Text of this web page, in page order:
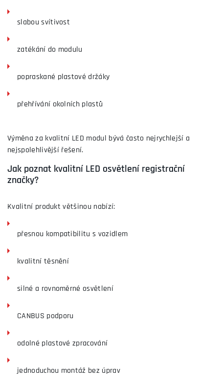
slabou svítivost
zatékání do modulu
popraskané plastové držáky
přehřívání okolních plastů
Výměna za kvalitní LED modul bývá často nejrychlejší a
nejspolehlivější řešení.
Jak poznat kvalitní LED osvětlení registrační
značky?
Kvalitní produkt většinou nabízí:
přesnou kompatibilitu s vozidlem
kvalitní těsnění
silné a rovnoměrné osvětlení
CANBUS podporu
odolné plastové zpracování
jednoduchou montáž bez úprav